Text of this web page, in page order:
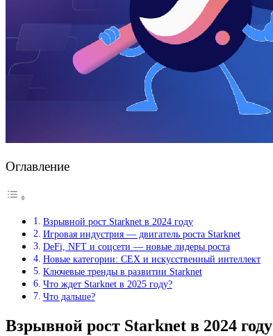
Оглавление
Взрывной рост Starknet в 2024 году
Игровая индустрия — двигатель роста Starknet
DeFi, NFT и соцсети — новые лидеры роста
Новые категории: CEX и искусственный интеллект
Ключевые тренды в развитии Starknet
Что ждет Starknet в 2025 году?
Что дальше?
Взрывной рост Starknet в 2024 году